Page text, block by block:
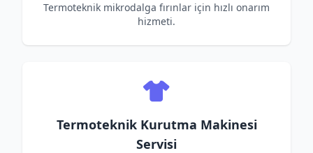
Termoteknik mikrodalga fırınlar için hızlı onarım
hizmeti.
Termoteknik Kurutma Makinesi
Servisi